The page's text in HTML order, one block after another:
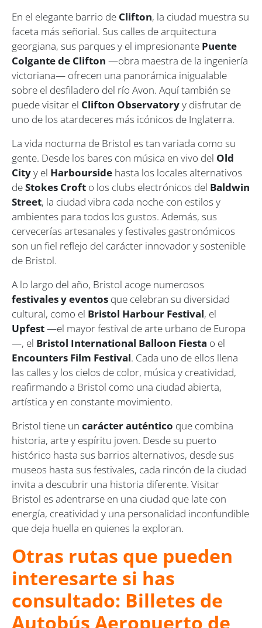
En el elegante barrio de Clifton, la ciudad muestra su
faceta más señorial. Sus calles de arquitectura
georgiana, sus parques y el impresionante Puente
Colgante de Clifton —obra maestra de la ingeniería
victoriana— ofrecen una panorámica inigualable
sobre el desfiladero del río Avon. Aquí también se
puede visitar el Clifton Observatoryy disfrutar de
uno de los atardeceres más icónicos de Inglaterra.
La vida nocturna de Bristol es tan variada como su
gente. Desde los bares con música en vivo del Old
Cityy el Harbourside hasta los locales alternativos
deStokes Croft o los clubs electrónicos del Baldwin
Street, la ciudad vibra cada noche con estilos y
ambientes para todos los gustos. Además, sus
cervecerías artesanales y festivales gastronómicos
son un fiel reflejo del carácter innovador y sostenible
de Bristol.
A lo largo del año, Bristol acoge numerosos
festivales y eventos que celebran su diversidad
cultural, como el Bristol Harbour Festival, el
Upfest—el mayor festival de arte urbano de Europa
—, el Bristol International Balloon Fiesta o el
Encounters Film Festival. Cada uno de ellos llena
las calles y los cielos de color, música y creatividad,
reafirmando a Bristol como una ciudad abierta,
artística y en constante movimiento.
Bristol tiene un carácter auténtico que combina
historia, arte y espíritu joven. Desde su puerto
histórico hasta sus barrios alternativos, desde sus
museos hasta sus festivales, cada rincón de la ciudad
invita a descubrir una historia diferente. Visitar
Bristol es adentrarse en una ciudad que late con
energía, creatividad y una personalidad inconfundible
que deja huella en quienes la exploran.
Otras rutas que pueden
interesarte si has
consultado: Billetes de
Autobús Aeropuerto de